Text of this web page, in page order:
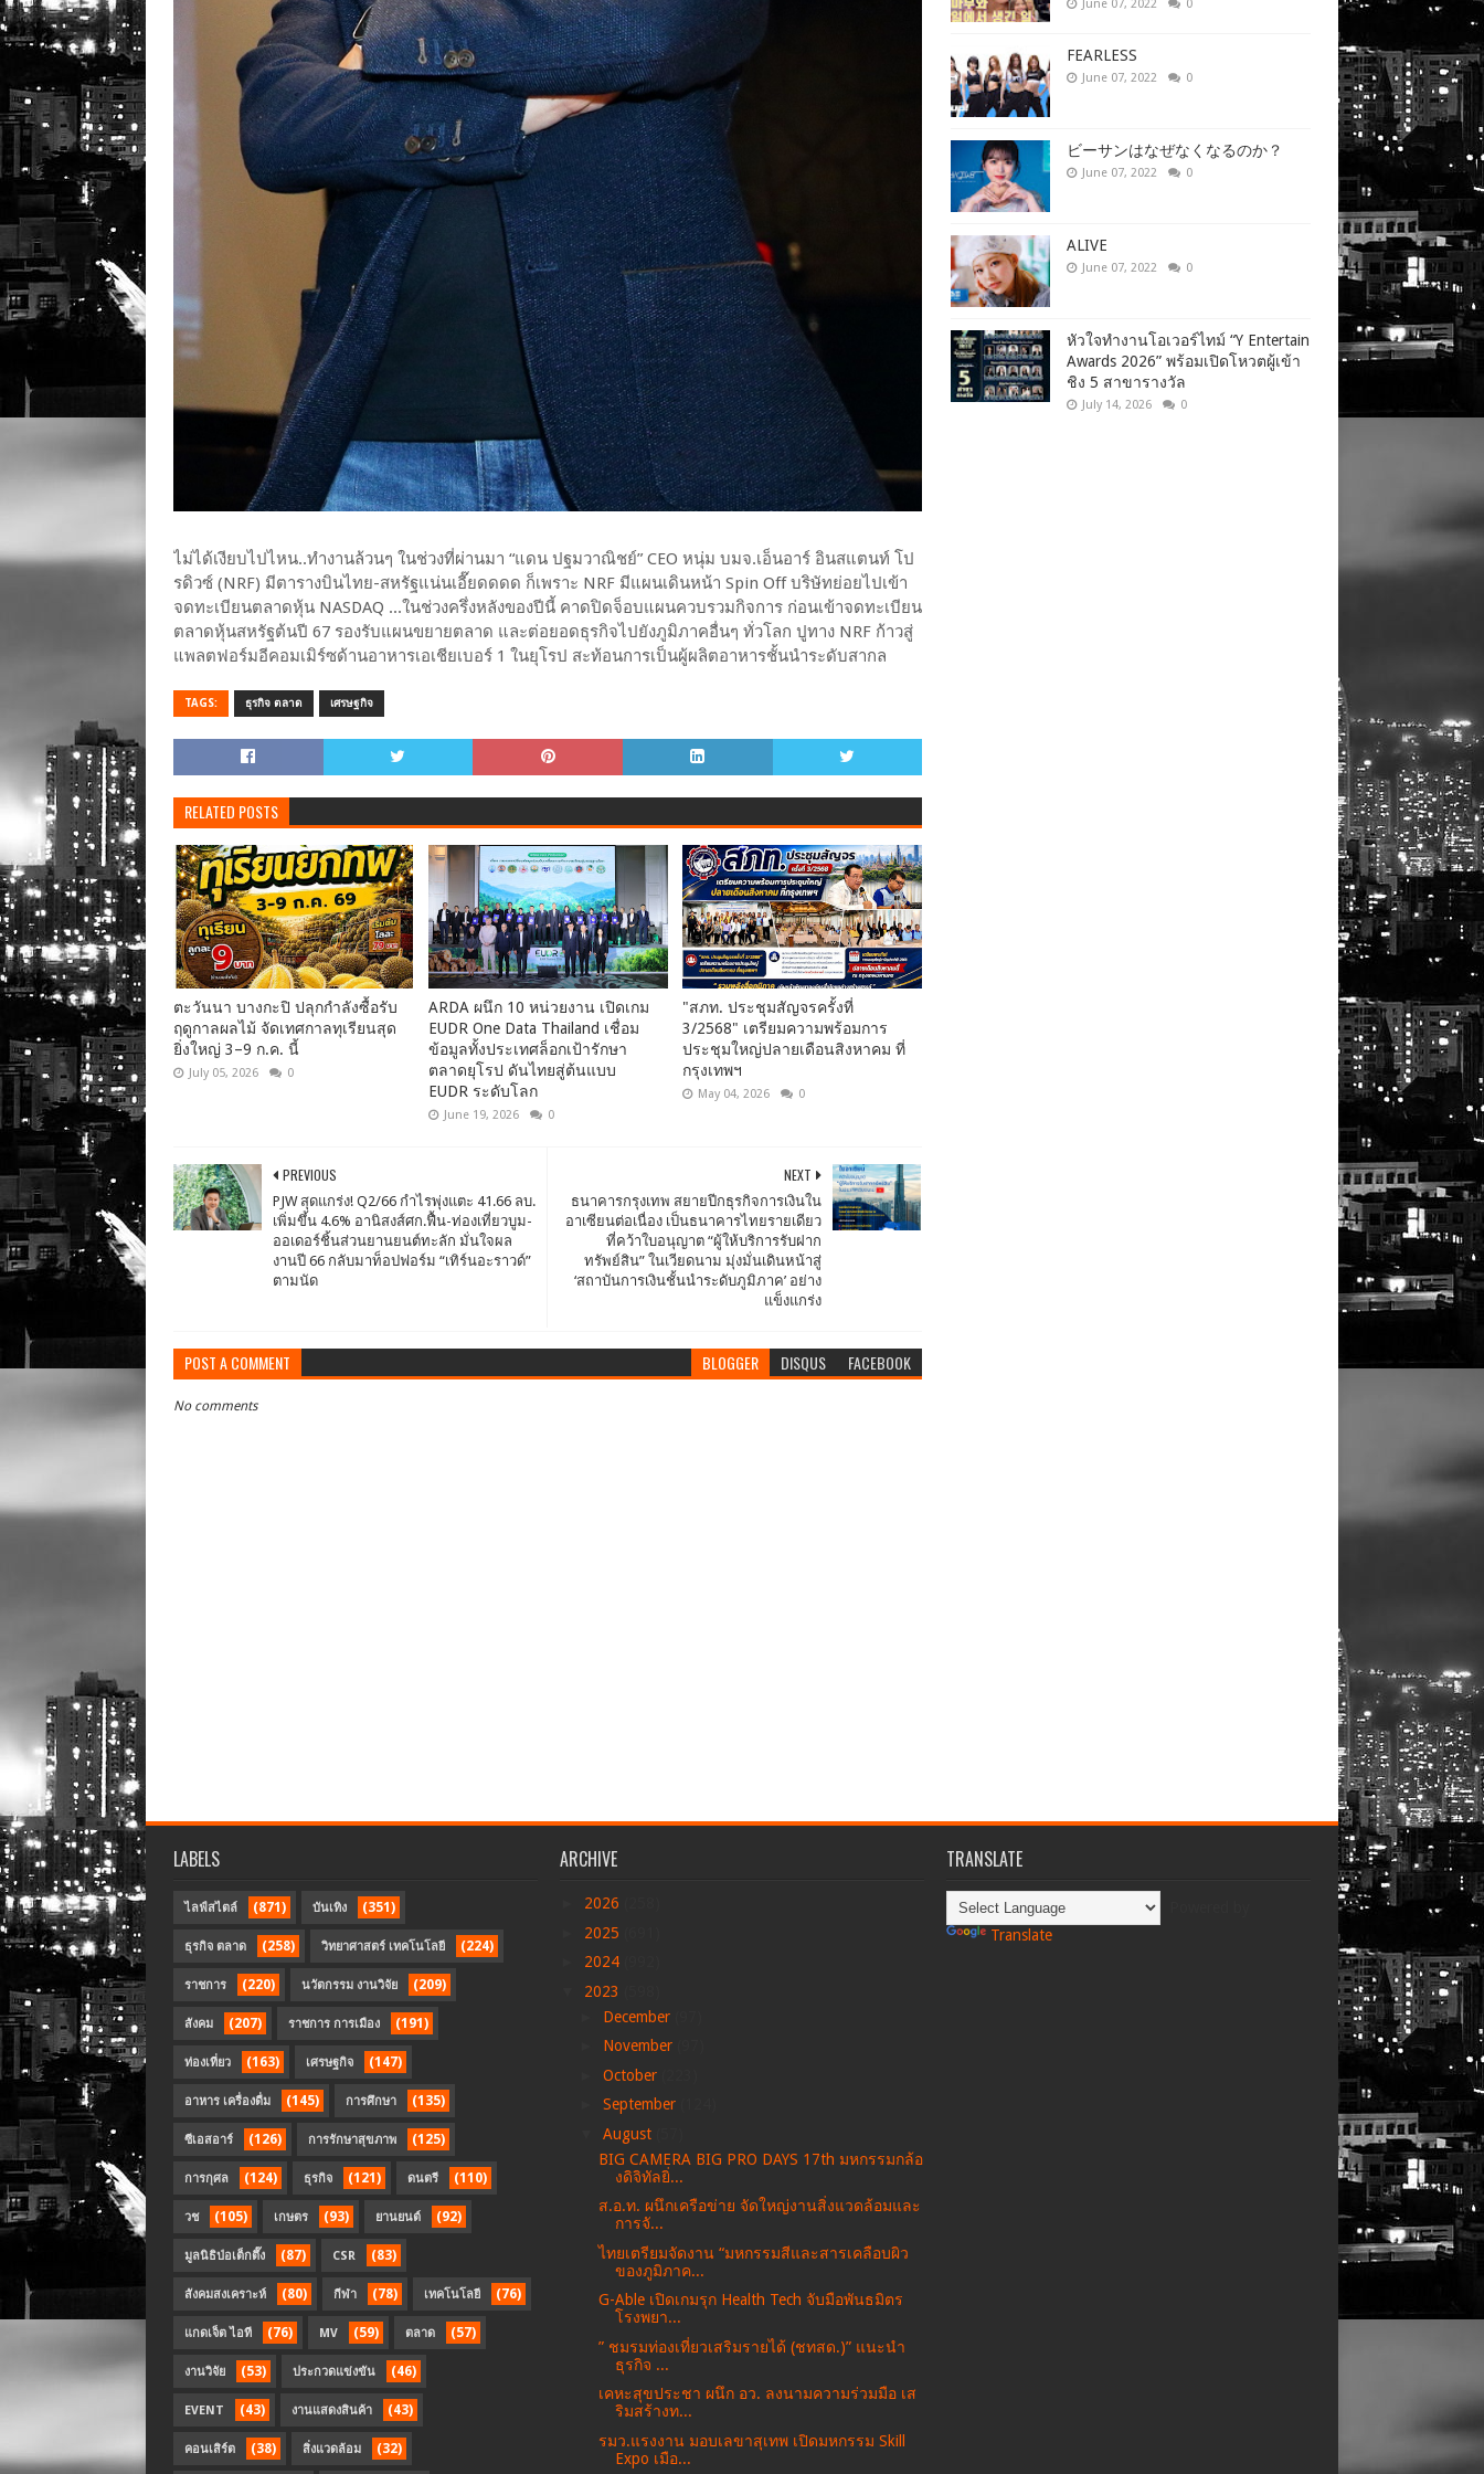
ไม่ได้เงียบไปไหน..ทำงานล้วนๆ ในช่วงที่ผ่านมา “แดน ปฐมวาณิชย์” CEO หนุ่ม บมจ.เอ็นอาร์ อินสแตนท์ โป
รดิวซ์ (NRF) มีตารางบินไทย-สหรัฐแน่นเอี๊ยดดดด ก็เพราะ NRF มีแผนเดินหน้า Spin Off บริษัทย่อยไปเข้า
จดทะเบียนตลาดหุ้น NASDAQ ...ในช่วงครึ่งหลังของปีนี้ คาดปิดจ็อบแผนควบรวมกิจการ ก่อนเข้าจดทะเบียน
ตลาดหุ้นสหรัฐต้นปี 67 รองรับแผนขยายตลาด และต่อยอดธุรกิจไปยังภูมิภาคอื่นๆ ทั่วโลก ปูทาง NRF ก้าวสู่
แพลตฟอร์มอีคอมเมิร์ซด้านอาหารเอเชียเบอร์ 1 ในยุโรป สะท้อนการเป็นผู้ผลิตอาหารชั้นนำระดับสากล
TAGS: ธุรกิจ ตลาด เศรษฐกิจ
RELATED POSTS
ตะวันนา บางกะปิ ปลุกกำลังซื้อรับ
ฤดูกาลผลไม้ จัดเทศกาลทุเรียนสุด
ยิ่งใหญ่ 3–9 ก.ค. นี้
July 05, 2026 0
ARDA ผนึก 10 หน่วยงาน เปิดเกม
EUDR One Data Thailand เชื่อม
ข้อมูลทั้งประเทศล็อกเป้ารักษา
ตลาดยุโรป ดันไทยสู่ต้นแบบ
EUDR ระดับโลก
June 19, 2026 0
"สภท. ประชุมสัญจรครั้งที่
3/2568" เตรียมความพร้อมการ
ประชุมใหญ่ปลายเดือนสิงหาคม ที่
กรุงเทพฯ
May 04, 2026 0
NEXT
ธนาคารกรุงเทพ สยายปีกธุรกิจการเงินใน
อาเซียนต่อเนื่อง เป็นธนาคารไทยรายเดียว
ที่คว้าใบอนุญาต “ผู้ให้บริการรับฝาก
ทรัพย์สิน” ในเวียดนาม มุ่งมั่นเดินหน้าสู่
‘สถาบันการเงินชั้นนำระดับภูมิภาค’ อย่าง
แข็งแกร่ง
PREVIOUS
PJW สุดแกร่ง! Q2/66 กำไรพุ่งแตะ 41.66 ลบ.
เพิ่มขึ้น 4.6% อานิสงส์ศก.ฟื้น-ท่องเที่ยวบูม-
ออเดอร์ชิ้นส่วนยานยนต์ทะลัก มั่นใจผล
งานปี 66 กลับมาท็อปฟอร์ม “เทิร์นอะราวด์”
ตามนัด
POST A COMMENT BLOGGER DISQUS FACEBOOK
No comments
June 07, 2022 0
FEARLESS
June 07, 2022 0
ビーサンはなぜなくなるのか？
June 07, 2022 0
ALIVE
June 07, 2022 0
หัวใจทำงานโอเวอร์ไทม์ “Y Entertain
Awards 2026” พร้อมเปิดโหวตผู้เข้า
ชิง 5 สาขารางวัล
July 14, 2026 0
LABELS
ไลฟ์สไตล์ (871) บันเทิง (351)
ธุรกิจ ตลาด (258) วิทยาศาสตร์ เทคโนโลยี (224)
ราชการ (220) นวัตกรรม งานวิจัย (209)
สังคม (207) ราชการ การเมือง (191)
ท่องเที่ยว (163) เศรษฐกิจ (147)
อาหาร เครื่องดื่ม (145) การศึกษา (135)
ซีเอสอาร์ (126) การรักษาสุขภาพ (125)
การกุศล (124) ธุรกิจ (121) ดนตรี (110)
วช (105) เกษตร (93) ยานยนต์ (92)
มูลนิธิป่อเต็กตึ๊ง (87) CSR (83)
สังคมสงเคราะห์ (80) กีฬา (78) เทคโนโลยี (76)
แกดเจ็ต ไอที (76) MV (59) ตลาด (57)
งานวิจัย (53) ประกวดแข่งขัน (46)
EVENT (43) งานแสดงสินค้า (43)
คอนเสิร์ต (38) สิ่งแวดล้อม (32)
ARCHIVE
2026
2025
2024
2023
December
November
October
September
August
BIG CAMERA BIG PRO DAYS 17th มหกรรมกล้อ
งดิจิทัลยิ่...
ส.อ.ท. ผนึกเครือข่าย จัดใหญ่งานสิ่งแวดล้อมและ
การจั...
ไทยเตรียมจัดงาน “มหกรรมสีและสารเคลือบผิว
ของภูมิภาค...
G-Able เปิดเกมรุก Health Tech จับมือพันธมิตร
โรงพยา...
” ชมรมท่องเที่ยวเสริมรายได้ (ชทสด.)” แนะนำ
ธุรกิจ ...
เคหะสุขประชา ผนึก อว. ลงนามความร่วมมือ เส
ริมสร้างท...
รมว.แรงงาน มอบเลขาสุเทพ เปิดมหกรรม Skill
Expo เมือ...
TRANSLATE
Translate